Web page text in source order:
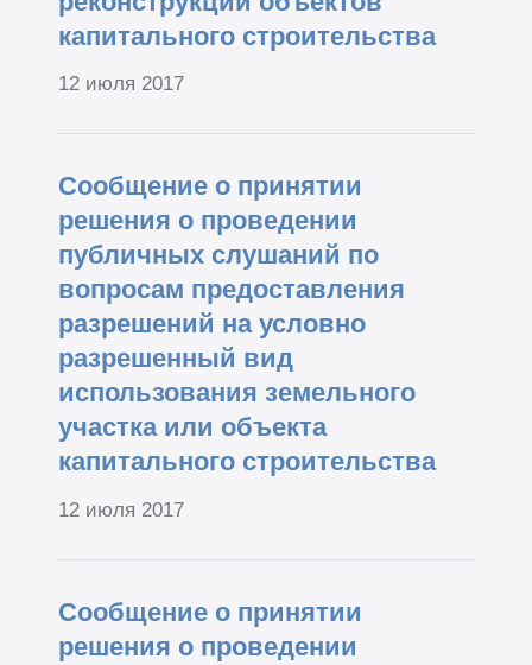
капитального строительства
12 июля 2017
Сообщение о принятии
решения о проведении
публичных слушаний по
вопросам предоставления
разрешений на условно
разрешенный вид
использования земельного
участка или объекта
капитального строительства
12 июля 2017
Сообщение о принятии
решения о проведении